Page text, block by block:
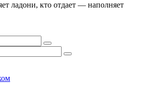
ладони, кто отдает — наполняет
Поиск
Поиск